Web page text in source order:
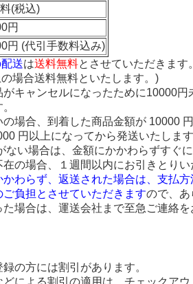
(税込)
円
円 (代引手数料込み)
送は送料無料とさせていただきま
の場合送料無料といたします。)
キャンセルになったために10000
場合、到着した商品金額が 10000
円以上になってから発送いたしま
ない場合は、金額にかかわらずすぐ
在の場合、１週間以内にお引きとり
わらず、返送された場合は、支払
負担とさせていただきますので、あ
場合は、運送会社まで至急ご連絡
録の方には割引があります。
による割引の適用は、チェックア